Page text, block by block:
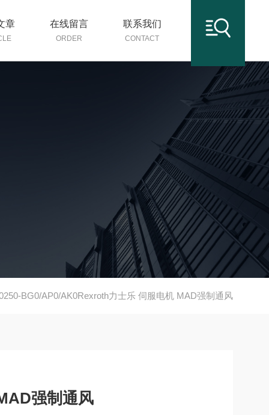
章 在线留言
ORDER
联系我们
CONTACT
BG0/AP0/AK0Rexroth力士乐 伺服电机 MAD强制通风
力士乐 伺服电机 MAD强制通风